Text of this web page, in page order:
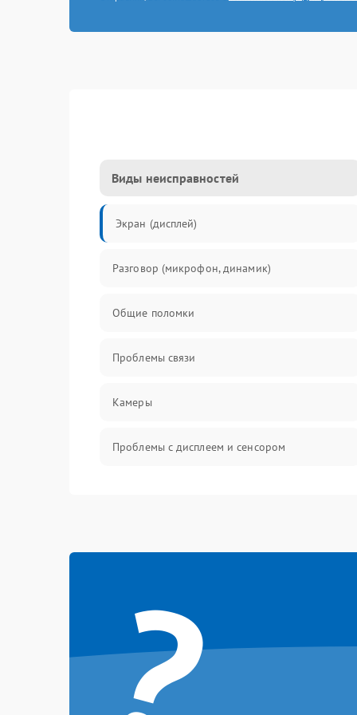
Виды неисправностей
Экран (дисплей)
Разговор (микрофон, динамик)
Общие поломки
Проблемы связи
Камеры
Проблемы с дисплеем и сенсором
аккумулятором